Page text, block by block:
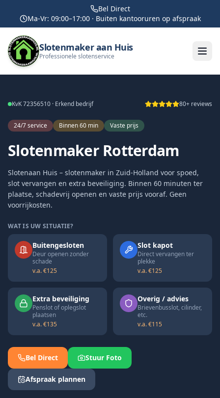
Bel Direct
Ma-Vr: 09:00–17:00 · Buiten kantooruren op afspraak
Slotenmaker aan Huis
Professionele slotenservice
KvK 72356510 · Erkend bedrijf 80+ reviews
24/7 service Binnen 60 min Vaste prijs
Slotenmaker Rotterdam
Slotenaan Huis – slotenmaker in Zuid-Holland voor spoed,
slot vervangen en extra beveiliging. Binnen 60 minuten ter
plaatse, schadevrij openen en vaste prijs vooraf. Geen
voorrijkosten.
WAT IS UW SITUATIE?
Buitengesloten
Deur openen zonder
schade
v.a. €125
Slot kapot
Direct vervangen ter
plekke
v.a. €125
Extra beveiliging
Penslot of oplegslot
plaatsen
v.a. €135
Overig / advies
Brievenbusslot, cilinder,
etc.
v.a. €115
Bel Direct Stuur Foto
Afspraak plannen